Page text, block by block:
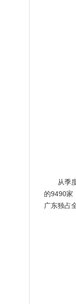
从季
的9490家
广东独占